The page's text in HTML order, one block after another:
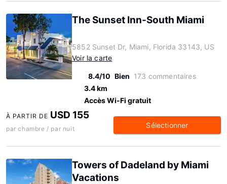
The Sunset Inn-South Miami
5852 Sunset Dr, Miami, Florida 33143, US
Voir la carte
8.4/10 Bien 173 commentaires
3.4 km
Accès Wi-Fi gratuit
À PARTIR DE USD 155
par chambre / par nuit Sélectionner
Towers of Dadeland by Miami
Vacations